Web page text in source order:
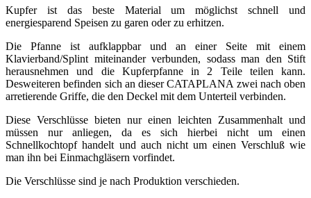
Kupfer ist das beste Material um möglichst schnell und
energiesparend Speisen zu garen oder zu erhitzen.
Die Pfanne ist aufklappbar und an einer Seite mit einem
Klavierband/Splint miteinander verbunden, sodass man den Stift
herausnehmen und die Kupferpfanne in 2 Teile teilen kann.
Desweiteren befinden sich an dieser CATAPLANA zwei nach oben
arretierende Griffe, die den Deckel mit dem Unterteil verbinden.
Diese Verschlüsse bieten nur einen leichten Zusammenhalt und
müssen nur anliegen, da es sich hierbei nicht um einen
Schnellkochtopf handelt und auch nicht um einen Verschluß wie
man ihn bei Einmachgläsern vorfindet.
Die Verschlüsse sind je nach Produktion verschieden.